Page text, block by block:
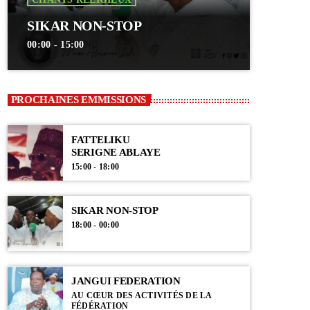
SIKAR NON-STOP
00:00 - 15:00
PROCHAINES EMMISSIONS
FATTELIKU
SERIGNE ABLAYE
15:00 - 18:00
SIKAR NON-STOP
18:00 - 00:00
JANGUI FEDERATION
AU CŒUR DES ACTIVITÉS DE LA
FÉDÉRATION